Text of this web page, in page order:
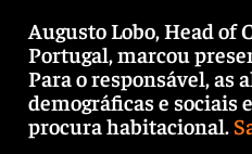
Augusto Lobo, Head of
Portugal, marcou
Para o responsável, as
demográficas e sociais
procura habitacional.